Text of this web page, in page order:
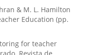
& M. L. Hamilton
Education (pp.
for teacher